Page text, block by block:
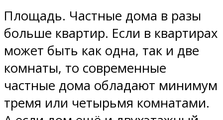
Площадь. Частные дома в разы
больше квартир. Если в квартирах
может быть как одна, так и две
комнаты, то современные
частные дома обладают минимум
тремя или четырьмя комнатами.